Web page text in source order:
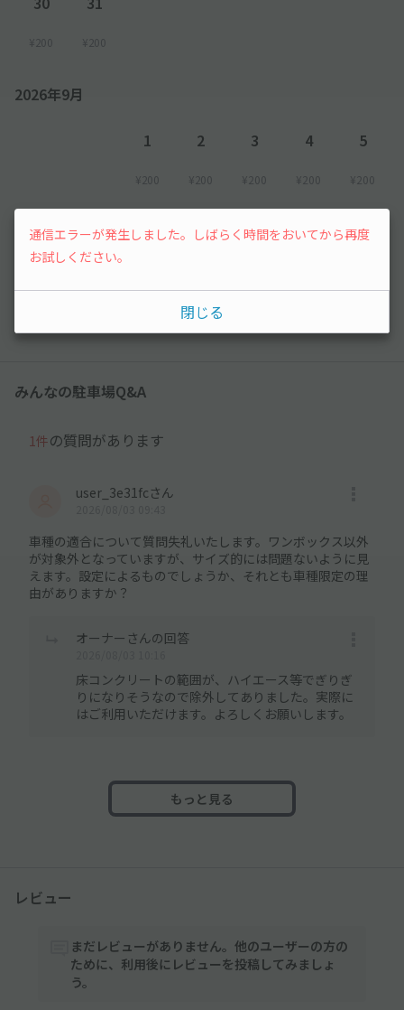
¥200 ¥200
2026年9月
1
¥200
2
¥200
3
¥200
4
¥200
5
¥200
¥200 先行予約
以降の空き状況は毎日24:00に更新されます。
みんなの駐車場Q&A
1件の質問があります
user_3e31fcさん
車種の適合について質問失礼いたします。ワンボックス以外
が対象外となっていますが、サイズ的には問題ないように見
えます。設定によるものでしょうか、それとも車種限定の理
由がありますか？
オーナーさんの回答
床コンクリートの範囲が、ハイエース等でぎりぎ
りになりそうなので除外してありました。実際に
はご利用いただけます。よろしくお願いします。
もっと見る
レビュー
まだレビューがありません。他のユーザーの方の
ために、利用後にレビューを投稿してみましょ
う。
通信エラーが発生しました。しばらく時間をおいてから再度
お試しください。
閉じる